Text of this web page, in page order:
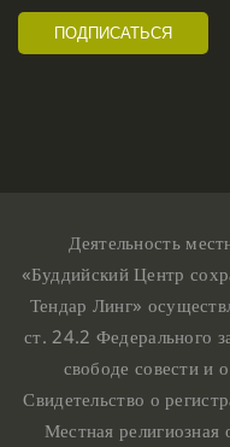
Деятельность
«Буддийский Центр
Тендар Линг»
ст. 24.2
свободе совести и
Свидетельство о
Местная религиозная